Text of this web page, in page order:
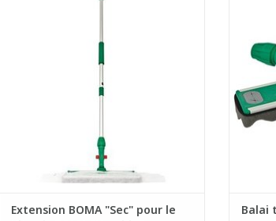
petits déchets, les cheveux et les miettes
Extension BOMA "Sec" pour le
-
Balai